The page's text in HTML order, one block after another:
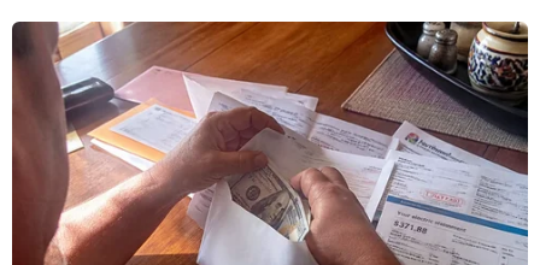
Thu Phương
05/02/2015 00:47
Sáng sớm 5/2, Bắc bộ đã chìm trong giá rét, nền
nhiệt phổ biến từ 10-12 độ C. Ở Sa Pa (Lào Cai) và
Mẫu Sơn (Lạng Sơn) chỉ từ 2-6 độ C.
Sáng sớm 5/2 Bắc bộ đã chìm trong giá rét. Nền